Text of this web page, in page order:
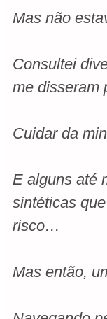
Mas não
Consultei
me disseram
Cuidar da
E alguns até
sintéticas
risco…
Mas então,